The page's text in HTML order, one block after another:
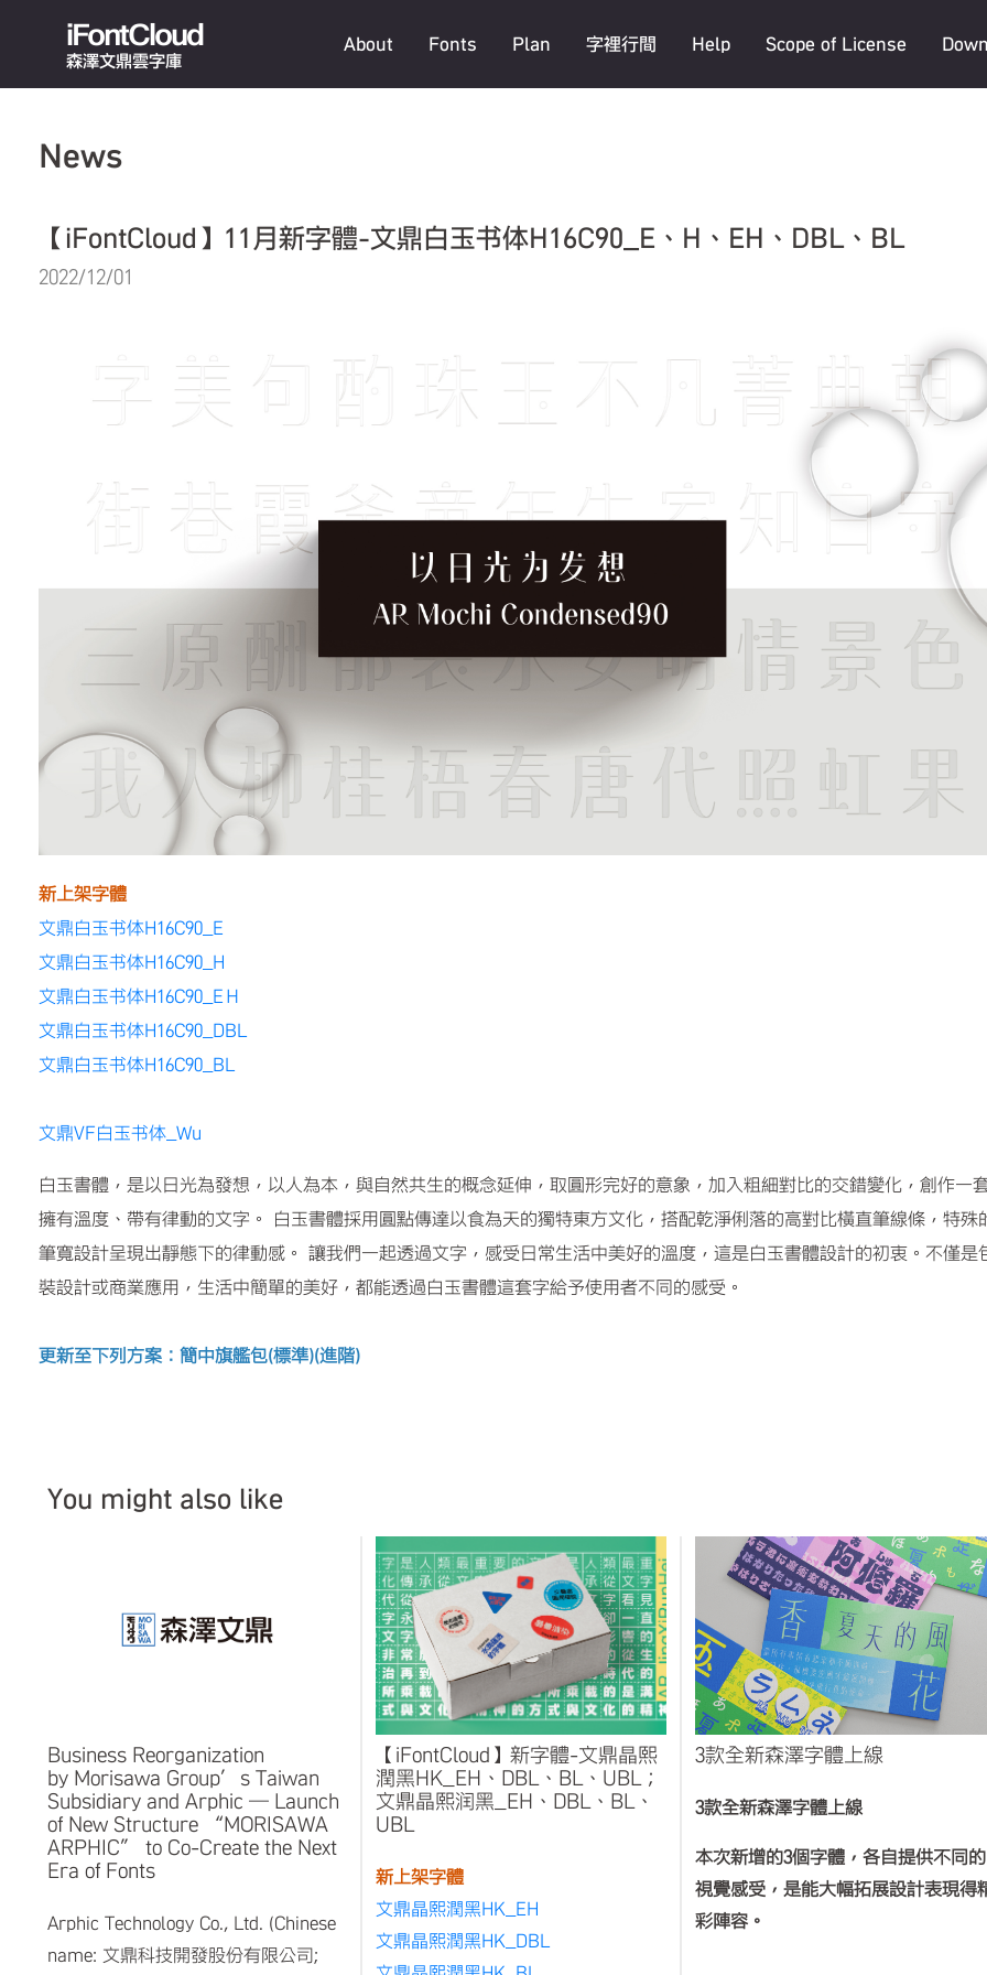
iFontCloud
森澤文鼎雲字庫
About Fonts Plan 字裡行間 Help Scope of License
News
【iFontCloud】11月新字體-文鼎白玉书体H16C90_E、H、EH、DBL、BL
2022/12/01
新上架字體
文鼎白玉书体H16C90_E
文鼎白玉书体H16C90_H
文鼎白玉书体H16C90_EＨ
文鼎白玉书体H16C90_DBL
文鼎白玉书体H16C90_BL
文鼎VF白玉书体_Wu
白玉書體，是以日光為發想，以人為本，與自然共生的概念延伸，取圓形完好的意象，加入粗細對比的交錯變化，創作一
擁有溫度、帶有律動的文字。 白玉書體採用圓點傳達以食為天的獨特東方文化，搭配乾淨俐落的高對比橫直筆線條，特殊
筆寬設計呈現出靜態下的律動感。 讓我們一起透過文字，感受日常生活中美好的溫度，這是白玉書體設計的初衷。不僅是
裝設計或商業應用，生活中簡單的美好，都能透過白玉書體這套字給予使用者不同的感受。
更新至下列方案：簡中旗艦包(標準)(進階)
You might also like
Business Reorganization
by Morisawa Group’s Taiwan
Subsidiary and Arphic — Launch
of New Structure “MORISAWA
ARPHIC” to Co-Create the Next
Era of Fonts
Arphic Technology Co., Ltd. (Chinese
name: 文鼎科技開發股份有限公司;
【iFontCloud】新字體-文鼎晶熙
潤黑HK_EH、DBL、BL、UBL；
文鼎晶熙润黑_EH、DBL、BL、
UBL
新上架字體
文鼎晶熙潤黑HK_EH
文鼎晶熙潤黑HK_DBL
3款全新森澤字體上線
3款全新森澤字體上線
本次新增的3個字體，各自提供不同的
視覺感受，是能大幅拓展設計表現得
彩陣容。